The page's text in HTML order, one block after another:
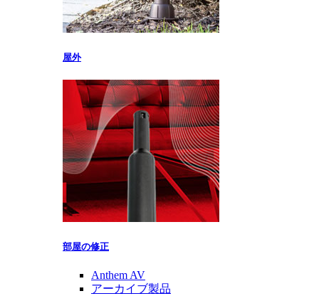
屋外
部屋の修正
Anthem AV
アーカイブ製品